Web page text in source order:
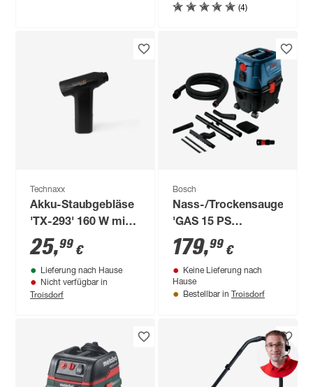
(4)
Technaxx
Akku-Staubgebläse
'TX-293' 160 W mit
Saugfunktion
25,99 €
Lieferung nach Hause
Nicht verfügbar in
Troisdorf
Bosch
Nass-/Trockensauger
'GAS 15 PS
Professional' mit
Fugendüse
179,99 €
Keine Lieferung nach
Hause
Bestellbar in Troisdorf